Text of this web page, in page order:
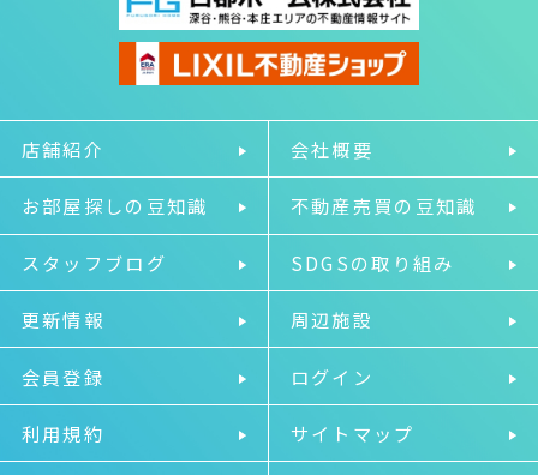
店舗紹介 会社概要
お部屋探しの豆知識 不動産売買の豆知識
スタッフブログ SDGSの取り組み
更新情報 周辺施設
会員登録 ログイン
利用規約 サイトマップ